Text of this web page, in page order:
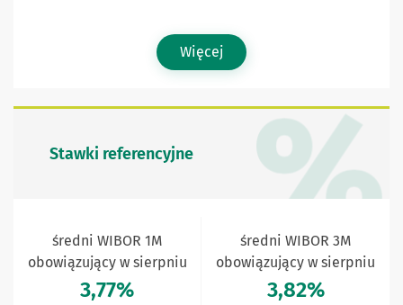
Więcej
Stawki referencyjne
średni WIBOR 1M
obowiązujący w sierpniu
3,77%
średni WIBOR 3M
obowiązujący w sierpniu
3,82%